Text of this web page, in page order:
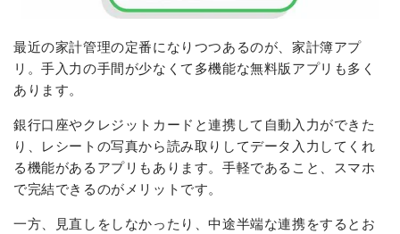
最近の家計管理の定番になりつつあるのが、家計簿アプ
リ。手入力の手間が少なくて多機能な無料版アプリも多く
あります。
銀行口座やクレジットカードと連携して自動入力ができた
り、レシートの写真から読み取りしてデータ入力してくれ
る機能があるアプリもあります。手軽であること、スマホ
で完結できるのがメリットです。
一方、見直しをしなかったり、中途半端な連携をするとお